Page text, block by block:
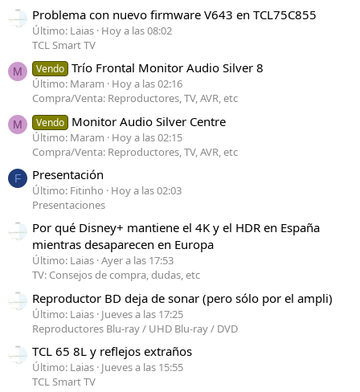
Problema con nuevo firmware V643 en TCL75C855
Último: Laias Hoy a las 08:02
TCL Smart TV
M Vendo Trío Frontal Monitor Audio Silver 8
Último: Maram
Hoy a las 02:16
Compra/Venta: Reproductores, TV, AVR, etc
M Vendo Monitor Audio Silver Centre
Último: Maram
Hoy a las 02:15
Compra/Venta: Reproductores, TV, AVR, etc
F Presentación
Último: Fitinho
Hoy a las 02:03
Presentaciones
Por qué Disney+ mantiene el 4K y el HDR en España
mientras desaparecen en Europa
Último: Laias Ayer a las 17:53
TV: Consejos de compra, dudas, etc
Reproductor BD deja de sonar (pero sólo por el ampli)
Último: Laias Jueves a las 17:25
Reproductores Blu-ray / UHD Blu-ray / DVD
TCL 65 8L y reflejos extraños
Último: Laias Jueves a las 15:55
TCL Smart TV